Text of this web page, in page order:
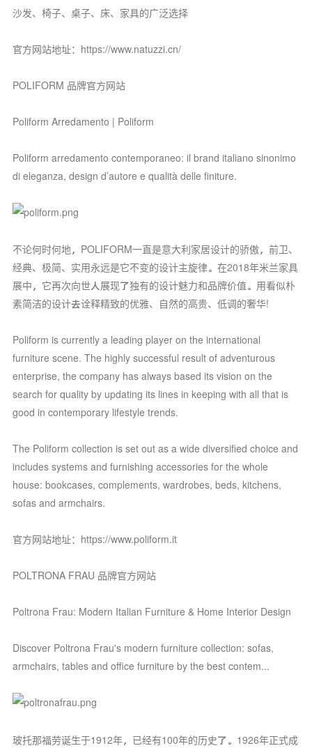
沙发、椅子、桌子、床、家具的广泛选择
官方网站地址：https://www.natuzzi.cn/
POLIFORM 品牌官方网站
Poliform Arredamento | Poliform
Poliform arredamento contemporaneo: il brand italiano sinonimo
di eleganza, design d’autore e qualità delle finiture.
不论何时何地，POLIFORM一直是意大利家居设计的骄傲，前卫、
经典、极简、实用永远是它不变的设计主旋律。在2018年米兰家具
展中，它再次向世人展现了独有的设计魅力和品牌价值。用看似朴
素简洁的设计去诠释精致的优雅、自然的高贵、低调的奢华!
Poliform is currently a leading player on the international
furniture scene. The highly successful result of adventurous
enterprise, the company has always based its vision on the
search for quality by updating its lines in keeping with all that is
good in contemporary lifestyle trends.
The Poliform collection is set out as a wide diversified choice and
includes systems and furnishing accessories for the whole
house: bookcases, complements, wardrobes, beds, kitchens,
sofas and armchairs.
官方网站地址：https://www.poliform.it
POLTRONA FRAU 品牌官方网站
Poltrona Frau: Modern Italian Furniture & Home Interior Design
Discover Poltrona Frau's modern furniture collection: sofas,
armchairs, tables and office furniture by the best contem...
玻托那福劳诞生于1912年，已经有100年的历史了。1926年正式成